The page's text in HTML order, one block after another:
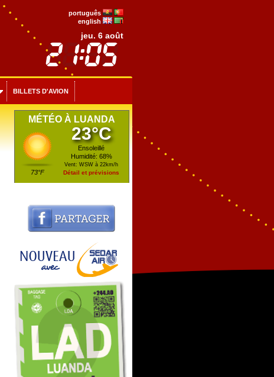
português
english
jeu. 6 août
BILLETS D'AVION
Jusqu'à 365 jours après le vol retardé
Pour faire indemniser vos retards et annulations
MÉTÉO À LUANDA
73°F
23°C
Ensoleillé
Humidité: 68%
Vent: WSW à 22km/h
Détail et prévisions